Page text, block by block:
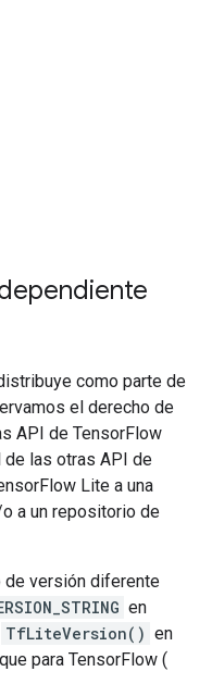
como parte de
el derecho de
API de TensorFlow
de las otras API de
Lite a una
a un repositorio de
de versión diferente
en
TfLiteVersion() en
para TensorFlow (